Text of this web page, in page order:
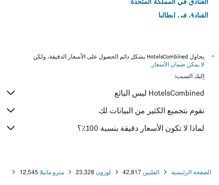
الفنادق في إيطاليا
*
يحاول HotelsCombined بشكل دائم الحصول على الأسعار الدقيقة، ولكن
لا يمكن ضمان الأسعار .
إليك السبب:
HotelsCombined ليس البائع
نقوم بتجميع الكثير من البيانات لك
لماذا لا تكون الأسعار دقيقة بنسبة 100٪؟
الصفحة الرئيسية الفلبين 42,817 لوزون 23,328 مترو مانيلا 12,545